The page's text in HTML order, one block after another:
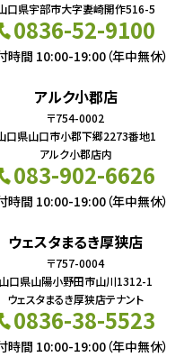
口県宇部市大字妻崎開作516-5
0836-52-9100
時間 10:00-19:00（年中無休）
アルク小郡店
〒754-0002
口県山口市小郡下郷2273番地1
アルク小郡店内
083-902-6626
時間 10:00-19:00（年中無休）
ウェスタまるき厚狭店
〒757-0004
山口県山陽小野田市山川1312-1
ウェスタまるき厚狭店テナント
0836-38-5523
時間 10:00-19:00（年中無休）